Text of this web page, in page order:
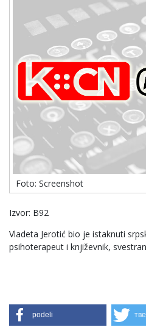
Foto: Screenshot
Izvor: B92
Vladeta Jerotić bio je istaknuti
psihoterapeut i književnik,
podeli